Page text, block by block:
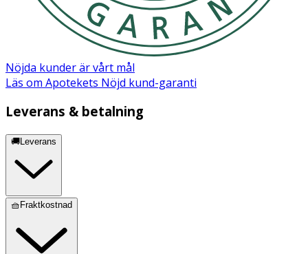
Nöjda kunder är vårt mål
Läs om Apotekets Nöjd kund-garanti
Leverans & betalning
🚚Leverans
🧺Fraktkostnad